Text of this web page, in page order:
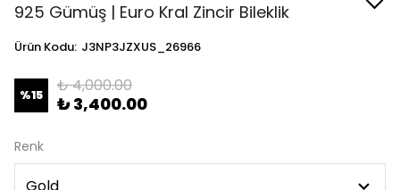
925 Gümüş | Euro Kral Zincir Bileklik
Ürün Kodu: J3NP3JZXUS_26966
%15 ₺ 4,000.00
₺ 3,400.00
Renk